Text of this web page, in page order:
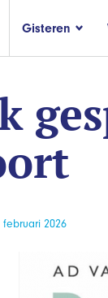
Gisteren
februari 2026